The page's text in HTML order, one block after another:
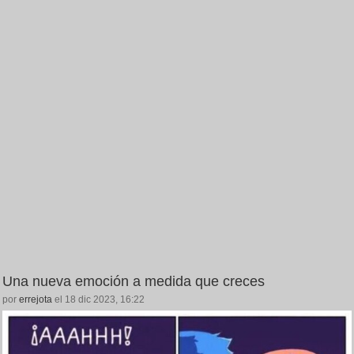
Una nueva emoción a medida que creces
por errejota el 18 dic 2023, 16:22